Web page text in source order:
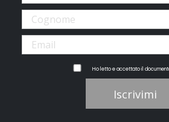
Ho letto e accettato il
Iscrivimi